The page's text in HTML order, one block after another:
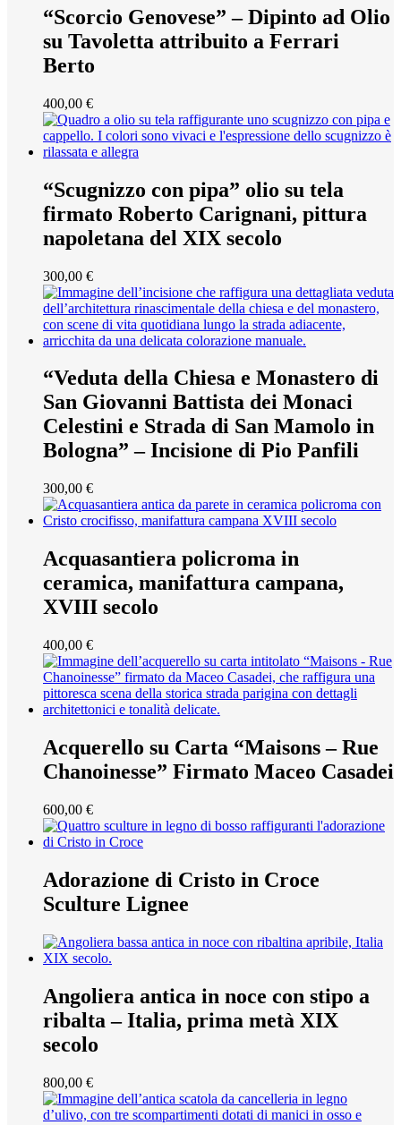
“Scorcio Genovese” – Dipinto ad Olio
su Tavoletta attribuito a Ferrari
Berto
400,00 €
“Scugnizzo con pipa” olio su tela
firmato Roberto Carignani, pittura
napoletana del XIX secolo
300,00 €
“Veduta della Chiesa e Monastero di
San Giovanni Battista dei Monaci
Celestini e Strada di San Mamolo in
Bologna” – Incisione di Pio Panfili
300,00 €
Acquasantiera policroma in
ceramica, manifattura campana,
XVIII secolo
400,00 €
Acquerello su Carta “Maisons – Rue
Chanoinesse” Firmato Maceo Casadei
600,00 €
Adorazione di Cristo in Croce
Sculture Lignee
Angoliera antica in noce con stipo a
ribalta – Italia, prima metà XIX
secolo
800,00 €